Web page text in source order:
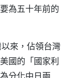
為五十年前的
來，佔領台灣
國的「國家利